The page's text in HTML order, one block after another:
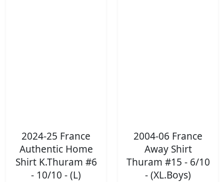
2024-25 France
Authentic Home
Shirt K.Thuram #6
- 10/10 - (L)
2004-06 France
Away Shirt
Thuram #15 - 6/10
- (XL.Boys)